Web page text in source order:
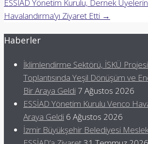
ESSİAD Yönetim Kurulu, Dernek
Havalandırma’yı Ziyaret Etti →
Haberler
İklimlendirme Sektörü, İSKÜ
Toplantısında Yeşil Dönüşüm ve
Bir Araya Geldi 7 Ağustos 2026
ESSİAD Yönetim Kurulu Venco
Araya Geldi 6 Ağustos 2026
İzmir Büyükşehir Belediyesi Meslek